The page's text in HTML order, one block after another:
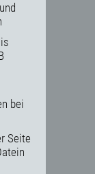
bei
Seite